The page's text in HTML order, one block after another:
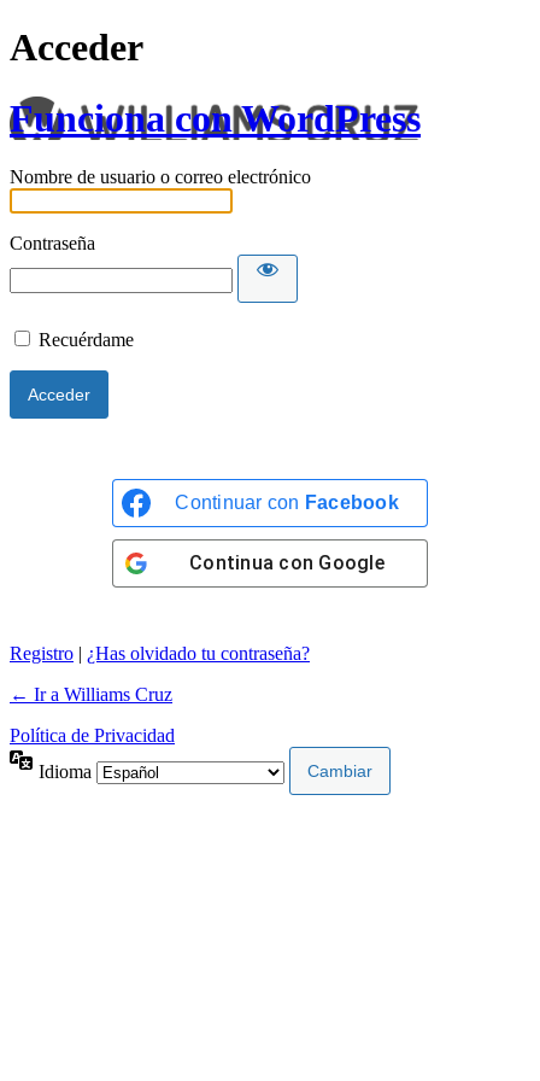
Acceder
Funciona con WordPress
Nombre de usuario o correo electrónico
Contraseña
Recuérdame
Continuar con Facebook
Continua con Google
Registro | ¿Has olvidado tu contraseña?
← Ir a Williams Cruz
Política de Privacidad
Idioma